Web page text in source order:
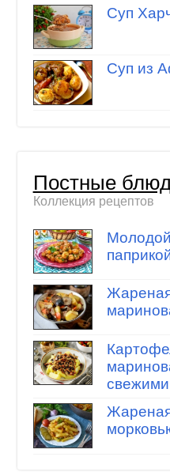
Суп
Суп из
Постные
Коллекция рецептов